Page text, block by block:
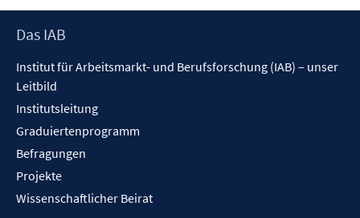
öffnen
Footer
Das IAB
Institut für Arbeitsmarkt- und Berufsforschung (IAB) – unser
Leitbild
Institutsleitung
Graduiertenprogramm
Befragungen
Projekte
Wissenschaftlicher Beirat